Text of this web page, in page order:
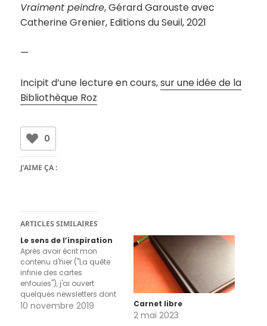
Vraiment peindre, Gérard Garouste avec
Catherine Grenier, Editions du Seuil, 2021
—
Incipit d’une lecture en cours,sur une idée de la
Bibliothèque Roz
0
J’AIME ÇA :
ARTICLES SIMILAIRES
Le sens de l’inspiration
Après avoir écrit mon
contenu d'hier ("La quête
infinie des cartes
enfouies"), j'ai ouvert
quelques newsletters dont
celle d'Austin Kleon et j'y ai
10 novembre 2019 Carnet libre
2 mai 2023